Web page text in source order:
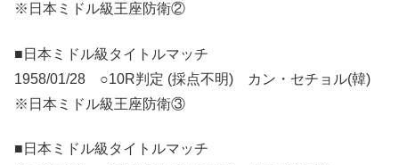
※日本ミドル級王座防衛②
■日本ミドル級タイトルマッチ
1958/01/28 ○10R判定 (採点不明) カン・セチョル(韓)
※日本ミドル級王座防衛③
■日本ミドル級タイトルマッチ